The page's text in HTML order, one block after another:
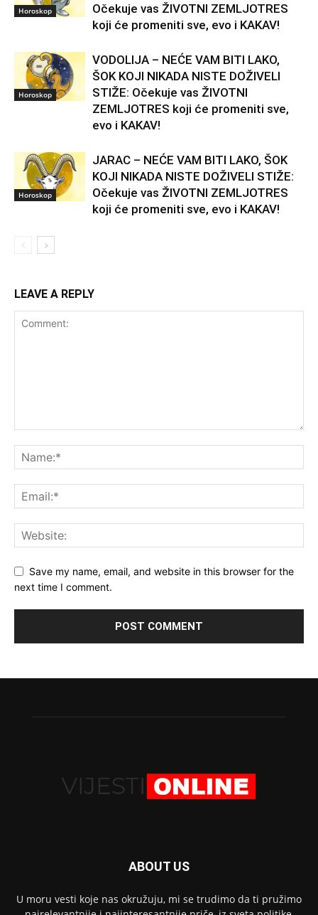
Horoskop
Očekuje vas ŽIVOTNI ZEMLJOTRES
koji će promeniti sve, evo i KAKAV!
Horoskop
VODOLIJA – NEĆE VAM BITI LAKO,
ŠOK KOJI NIKADA NISTE DOŽIVELI
STIŽE: Očekuje vas ŽIVOTNI
ZEMLJOTRES koji će promeniti sve,
evo i KAKAV!
Horoskop
JARAC – NEĆE VAM BITI LAKO, ŠOK
KOJI NIKADA NISTE DOŽIVELI STIŽE:
Očekuje vas ŽIVOTNI ZEMLJOTRES
koji će promeniti sve, evo i KAKAV!
LEAVE A REPLY
Save my name, email, and website in this browser for the
next time I comment.
ABOUT US
U moru vesti koje nas okružuju, mi se trudimo da ti pružimo